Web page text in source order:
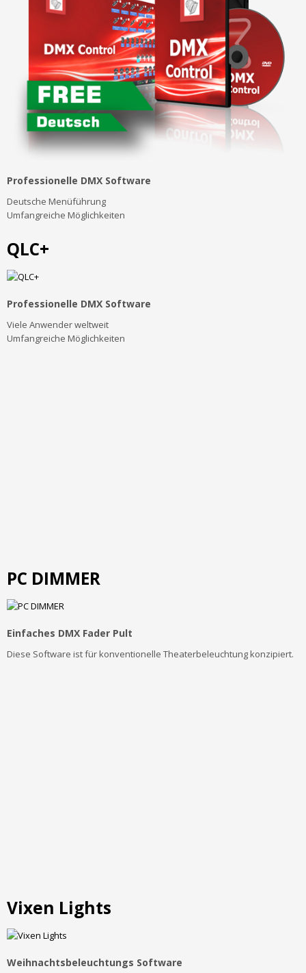
Professionelle DMX Software
Deutsche Menüführung
Umfangreiche Möglichkeiten
QLC+
Professionelle DMX Software
Viele Anwender weltweit
Umfangreiche Möglichkeiten
PC DIMMER
Einfaches DMX Fader Pult
Diese Software ist für konventionelle Theaterbeleuchtung konzipiert.
Vixen Lights
Weihnachtsbeleuchtungs Software